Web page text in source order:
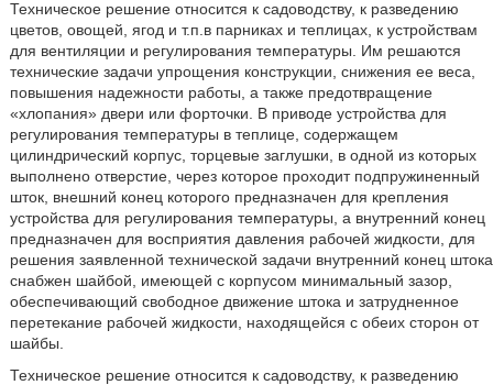
Техническое решение относится к садоводству, к разведению
цветов, овощей, ягод и т.п.в парниках и теплицах, к устройствам
для вентиляции и регулирования температуры. Им решаются
технические задачи упрощения конструкции, снижения ее веса,
повышения надежности работы, а также предотвращение
«хлопания» двери или форточки. В приводе устройства для
регулирования температуры в теплице, содержащем
цилиндрический корпус, торцевые заглушки, в одной из которых
выполнено отверстие, через которое проходит подпружиненный
шток, внешний конец которого предназначен для крепления
устройства для регулирования температуры, а внутренний конец
предназначен для восприятия давления рабочей жидкости, для
решения заявленной технической задачи внутренний конец штока
снабжен шайбой, имеющей с корпусом минимальный зазор,
обеспечивающий свободное движение штока и затрудненное
перетекание рабочей жидкости, находящейся с обеих сторон от
шайбы.
Техническое решение относится к садоводству, к разведению